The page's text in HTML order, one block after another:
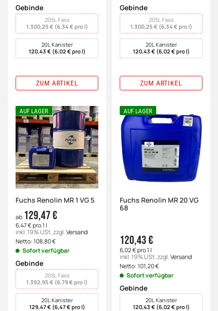
Gebinde
wählen 205L Fass
1.300,25 € (6,34 € pro l)
20L Kanister
120,43 € (6,02 € pro l)
ZUM ARTIKEL
Gebinde
wählen 205L Fass
1.300,25 € (6,34 € pro l)
20L Kanister
120,43 € (6,02 € pro l)
ZUM ARTIKEL
AUF LAGER
Fuchs Renolin MR 1 VG 5
ab 129,47 €
6,47 € pro 1 l
inkl. 19% USt.zzgl.Versand
Netto:108,80€
Sofort verfügbar
Gebinde
wählen 205L Fass
1.392,95 € (6,79 € pro l)
20L Kanister
129,47 € (6,47 € pro l)
AUF LAGER
Fuchs Renolin MR 20 VG
68
120,43 €
6,02 € pro 1 l
inkl. 19% USt.zzgl.Versand
Netto:101,20€
Sofort verfügbar
Gebinde
wählen20L Kanister
120,43 € (6,02 € pro l)